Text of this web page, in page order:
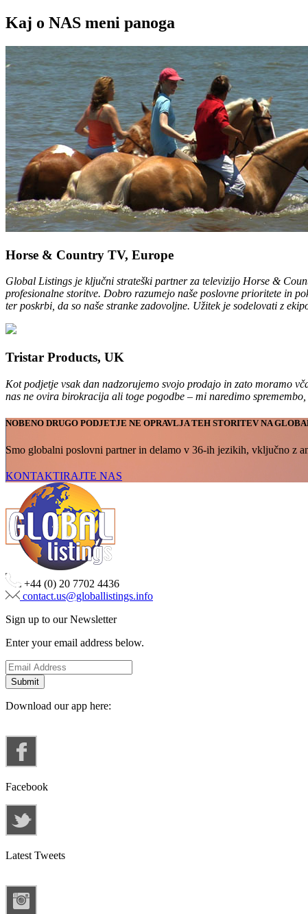
Kaj o NAS meni panoga
Horse & Country TV, Europe
Global Listings je ključni strateški partner za televizijo Horse &
profesionalne storitve. Dobro razumejo naše poslovne prioritete in
ter poskrbi, da so naše stranke zadovoljne. Užitek je sodelovati z
Tristar Products, UK
Kot podjetje vsak dan nadzorujemo svojo prodajo in zato moramo
nas ne ovira birokracija ali toge pogodbe – mi naredimo
NOBENO DRUGO PODJETJE NE OPRAVLJA TEH STORITEV NA
Smo globalni poslovni partner in delamo v 36-ih jezikih, vključno z
KONTAKTIRAJTE NAS
+44 (0) 20 7702 4436
contact.us@globallistings.info
Sign up to our Newsletter
Enter your email address below.
Download our app here:
Facebook
Latest Tweets